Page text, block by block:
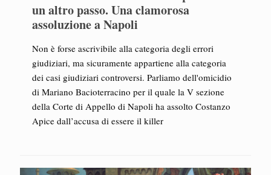
un altro passo. Una clamorosa
assoluzione a Napoli
Non è forse ascrivibile alla categoria degli errori
giudiziari, ma sicuramente appartiene alla categoria
dei casi giudiziari controversi. Parliamo dell'omicidio
di Mariano Bacioterracino per il quale la V sezione
della Corte di Appello di Napoli ha assolto Costanzo
Apice dall’accusa di essere il killer